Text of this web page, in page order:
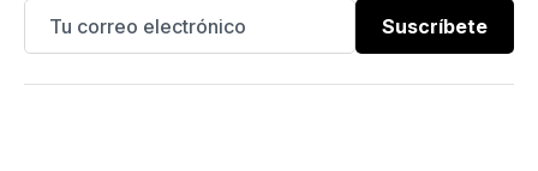
Suscríbete